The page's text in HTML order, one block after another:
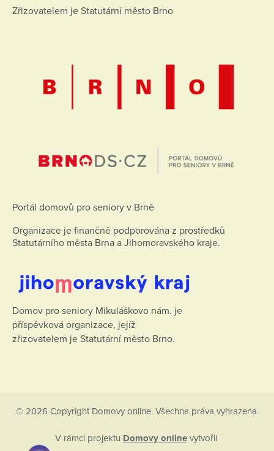
Zřizovatelem je Statutární město Brno
Portál domovů pro seniory v Brně
Organizace je finančně podporována z prostředků
Statutárního města Brna a Jihomoravského kraje.
Domov pro seniory Mikuláškovo nám. je
příspěvková organizace, jejíž
zřizovatelem je Statutární město Brno.
© 2026 Copyright Domovy online. Všechna práva vyhrazena.
V rámci projektu Domovy onlinevytvořil